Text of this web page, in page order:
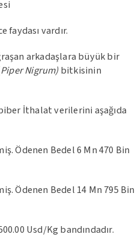
faydası vardır.
arkadaşlara büyük bir
Piper Nigrum) bitkisinin
İthalat verilerini aşağıda
Ödenen Bedel 6 Mn 470 Bin
Ödenen Bedel 14 Mn 795 Bin
Usd/Kg bandındadır.